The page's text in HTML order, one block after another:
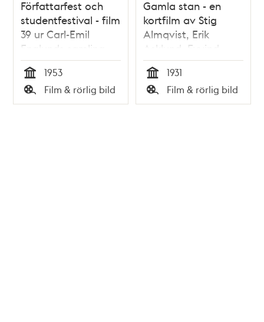
Författarfest och
studentfestival - film
39 ur Carl-Emil
Englunds samling
Tid
1953
Typ
Film & rörlig bild
Gamla stan - en
kortfilm av Stig
Almqvist, Erik
Asklund, Eyvind
Johnson och Artur
Lundkvist 1931
Tid
1931
Typ
Film & rörlig bild